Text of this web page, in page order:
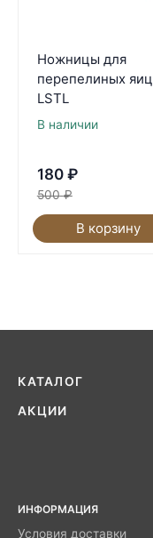
Ножницы для
перепелиных яиц
LSTL
В наличии
180 ₽
500 ₽
В корзину
КАТАЛОГ
АКЦИИ
ИНФОРМАЦИЯ
Условия доставки